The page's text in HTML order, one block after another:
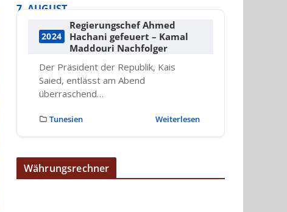
7. AUGUST
2024
Regierungschef Ahmed
Hachani gefeuert – Kamal
Maddouri Nachfolger
Der Präsident der Republik, Kais
Saied, entlässt am Abend
überraschend…
Tunesien Weiterlesen
Währungsrechner